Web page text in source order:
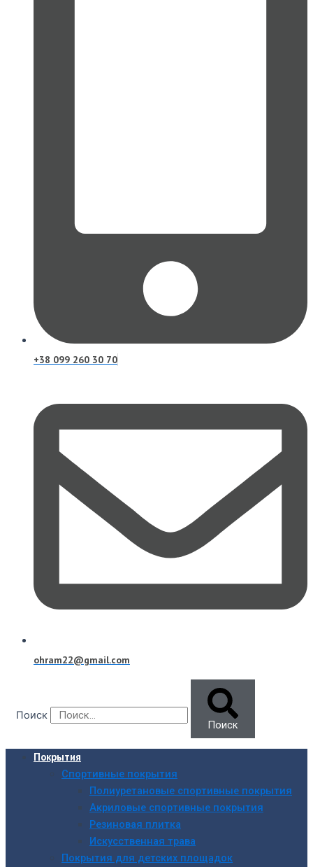
+38 099 260 30 70
ohram22@gmail.com
Поиск
Поиск
Покрытия
Спортивные покрытия
Полиуретановые спортивные покрытия
Акриловые спортивные покрытия
Резиновая плитка
Искусственная трава
Покрытия для детских площадок